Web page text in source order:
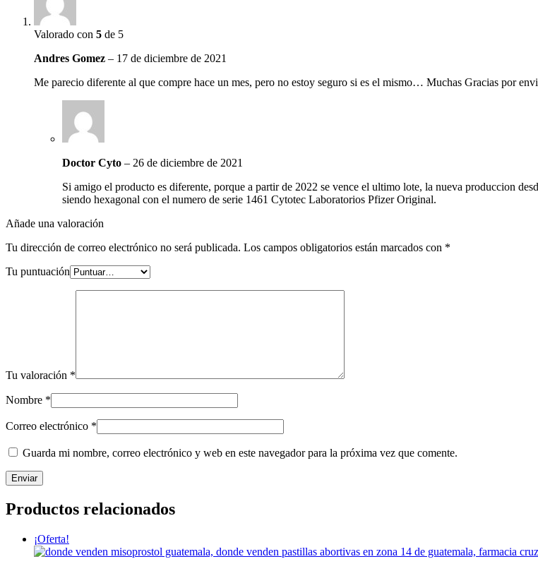
Valorado con 5 de 5
Andres Gomez – 17 de diciembre de 2021
Me parecio diferente al que compre hace un mes, pero no estoy seguro si es el mismo… Muchas Gracias por
Doctor Cyto – 26 de diciembre de 2021
Si amigo el producto es diferente, porque a partir de 2022 se vence el ultimo lote, la nueva produccion
siendo hexagonal con el numero de serie 1461 Cytotec Laboratorios Pfizer Original.
Añade una valoración
Tu dirección de correo electrónico no será publicada. Los campos obligatorios están marcados con *
Tu puntuación
Tu valoración *
Nombre *
Correo electrónico *
Guarda mi nombre, correo electrónico y web en este navegador para la próxima vez que comente.
Productos relacionados
¡Oferta!